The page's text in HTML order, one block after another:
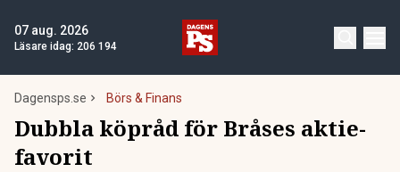
07 aug. 2026
Läsare idag: 206 194
Dagensps.se Börs & Finans
Dubbla köpråd för Bråses aktie-
favorit